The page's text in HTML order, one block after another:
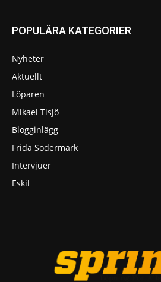
POPULÄRA KATEGORIER
Nyheter
Aktuellt
Löparen
Mikael Tisjö
Blogginlägg
Frida Södermark
Intervjuer
Eskil